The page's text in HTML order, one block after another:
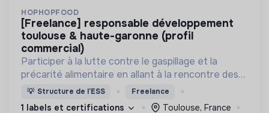
HOPHOPFOOD
[freelance] responsable développement
toulouse & haute-garonne (profil
commercial)
Participer à la lutte contre le gaspillage et la
précarité alimentaire en allant à la rencontre des
commerçants pour leur proposer la solution
antigaspi solidaire mise en place par HopHopFood.
💡 Structure de l’ESS Freelance
1 labels et certifications Toulouse, France